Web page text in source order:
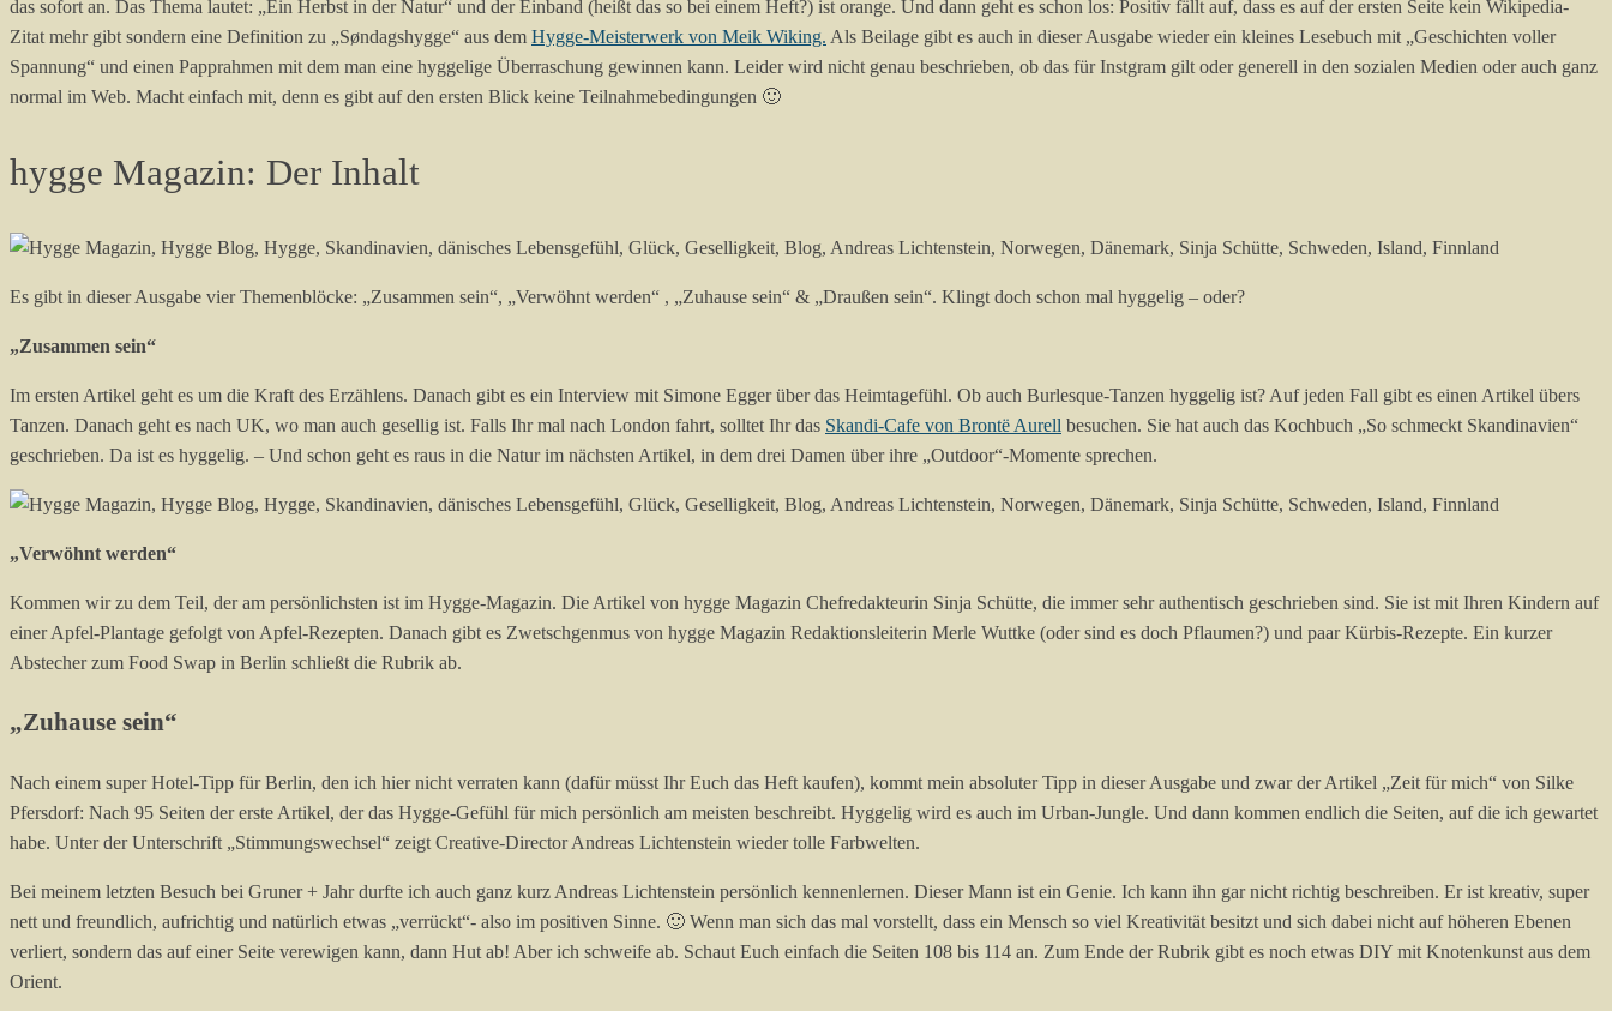
das sofort an. Das Thema lautet: „Ein Herbst in der Natur“ und der Einband (heißt das so bei einem Heft?) ist orange. Und dann geht es schon los: Positiv fällt auf, dass es auf der ersten Seite kein Wikipedia-
Zitat mehr gibt sondern eine Definition zu „Søndagshygge“ aus dem Hygge-Meisterwerk von Meik Wiking. Als Beilage gibt es auch in dieser Ausgabe wieder ein kleines Lesebuch mit „Geschichten voller
Spannung“ und einen Papprahmen mit dem man eine hyggelige Überraschung gewinnen kann. Leider wird nicht genau beschrieben, ob das für Instgram gilt oder generell in den sozialen Medien oder auch ganz
normal im Web. Macht einfach mit, denn es gibt auf den ersten Blick keine Teilnahmebedingungen 🙂
hygge Magazin: Der Inhalt
Es gibt in dieser Ausgabe vier Themenblöcke: „Zusammen sein“, „Verwöhnt werden“ , „Zuhause sein“ & „Draußen sein“. Klingt doch schon mal hyggelig – oder?
„Zusammen sein“
Im ersten Artikel geht es um die Kraft des Erzählens. Danach gibt es ein Interview mit Simone Egger über das Heimtagefühl. Ob auch Burlesque-Tanzen hyggelig ist? Auf jeden Fall gibt es einen Artikel übers
Tanzen. Danach geht es nach UK, wo man auch gesellig ist. Falls Ihr mal nach London fahrt, solltet Ihr das Skandi-Cafe von Brontë Aurell besuchen. Sie hat auch das Kochbuch „So schmeckt Skandinavien“
geschrieben. Da ist es hyggelig. – Und schon geht es raus in die Natur im nächsten Artikel, in dem drei Damen über ihre „Outdoor“-Momente sprechen.
„Verwöhnt werden“
Kommen wir zu dem Teil, der am persönlichsten ist im Hygge-Magazin. Die Artikel von hygge Magazin Chefredakteurin Sinja Schütte, die immer sehr authentisch geschrieben sind. Sie ist mit Ihren Kindern auf
einer Apfel-Plantage gefolgt von Apfel-Rezepten. Danach gibt es Zwetschgenmus von hygge Magazin Redaktionsleiterin Merle Wuttke (oder sind es doch Pflaumen?) und paar Kürbis-Rezepte. Ein kurzer
Abstecher zum Food Swap in Berlin schließt die Rubrik ab.
„Zuhause sein“
Nach einem super Hotel-Tipp für Berlin, den ich hier nicht verraten kann (dafür müsst Ihr Euch das Heft kaufen), kommt mein absoluter Tipp in dieser Ausgabe und zwar der Artikel „Zeit für mich“ von Silke
Pfersdorf: Nach 95 Seiten der erste Artikel, der das Hygge-Gefühl für mich persönlich am meisten beschreibt. Hyggelig wird es auch im Urban-Jungle. Und dann kommen endlich die Seiten, auf die ich gewartet
habe. Unter der Unterschrift „Stimmungswechsel“ zeigt Creative-Director Andreas Lichtenstein wieder tolle Farbwelten.
Bei meinem letzten Besuch bei Gruner + Jahr durfte ich auch ganz kurz Andreas Lichtenstein persönlich kennenlernen. Dieser Mann ist ein Genie. Ich kann ihn gar nicht richtig beschreiben. Er ist kreativ, super
nett und freundlich, aufrichtig und natürlich etwas „verrückt“- also im positiven Sinne. 🙂 Wenn man sich das mal vorstellt, dass ein Mensch so viel Kreativität besitzt und sich dabei nicht auf höheren Ebenen
verliert, sondern das auf einer Seite verewigen kann, dann Hut ab! Aber ich schweife ab. Schaut Euch einfach die Seiten 108 bis 114 an. Zum Ende der Rubrik gibt es noch etwas DIY mit Knotenkunst aus dem
Orient.